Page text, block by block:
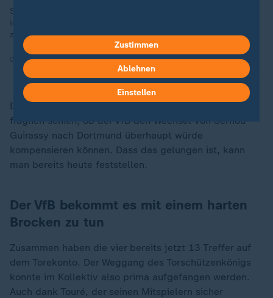
Stark gespielt, aber nichts getroffen: Bayer Leverkusen muss
im Heimspiel gegen den VfB Stuttgart mit einem Punkt
zufrieden sein, weil Keeper Alexander Nübel überragend hält.
04.11.2024 | 9:17 min
Das ist umso bemerkenswerter, als im Sommer noch
fraglich schien, ob der VfB den Wechsel von Serhou
Guirassy nach Dortmund überhaupt würde
kompensieren können. Dass das gelungen ist, kann
man bereits heute feststellen.
Der VfB bekommt es mit einem harten
Brocken zu tun
Zusammen haben die vier bereits jetzt 13 Treffer auf
dem Torekonto. Der Weggang des Torschützenkönigs
konnte im Kollektiv also prima aufgefangen werden.
Auch dank Touré, der seinen Mitspielern sicher
Zustimmen
Ablehnen
Einstellen